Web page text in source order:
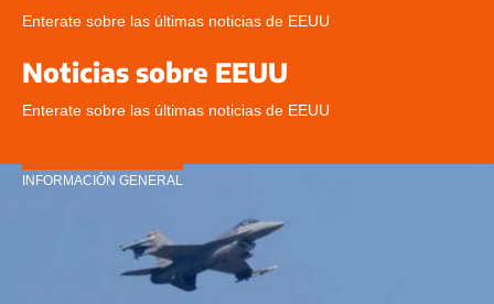
Enterate sobre las últimas noticias de EEUU
Noticias sobre EEUU
Enterate sobre las últimas noticias de EEUU
INFORMACIÓN GENERAL